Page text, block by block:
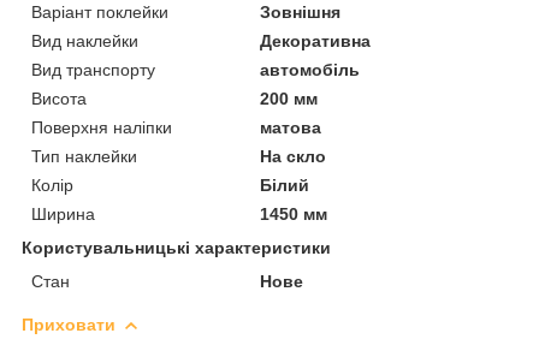
Варіант поклейки
Зовнішня
Вид наклейки
Декоративна
Вид транспорту
автомобіль
Висота
200 мм
Поверхня наліпки
матова
Тип наклейки
На скло
Колір
Білий
Ширина
1450 мм
Користувальницькі характеристики
Стан
Нове
Приховати